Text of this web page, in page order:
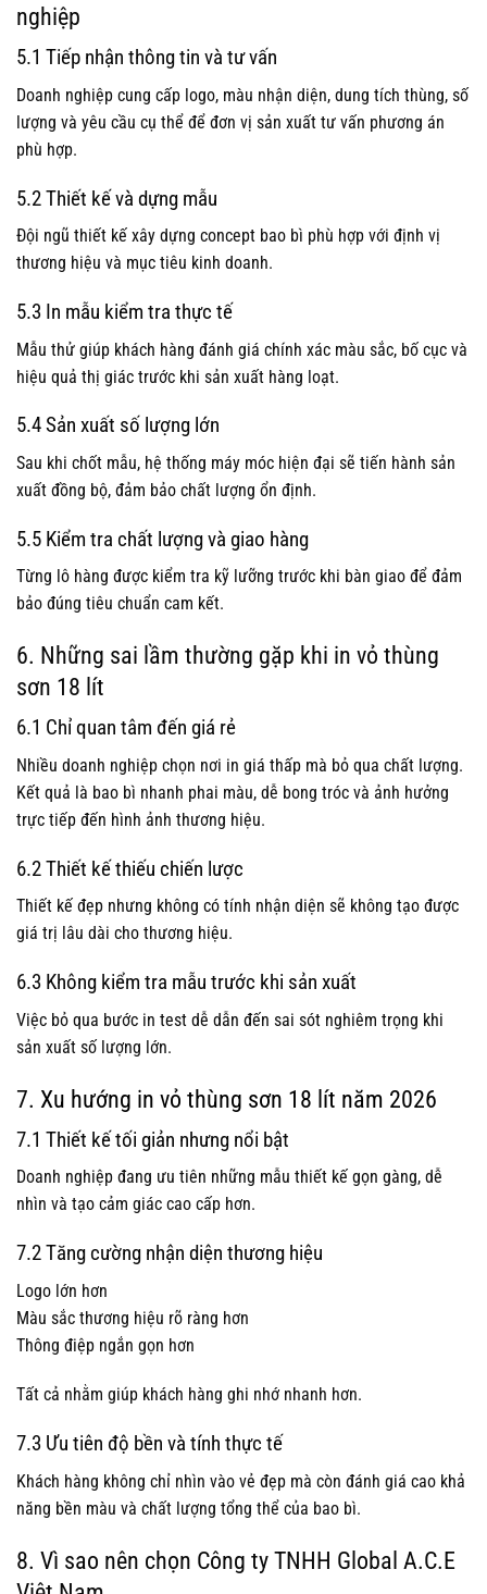
nghiệp
5.1 Tiếp nhận thông tin và tư vấn
Doanh nghiệp cung cấp logo, màu nhận diện, dung tích thùng, số
lượng và yêu cầu cụ thể để đơn vị sản xuất tư vấn phương án
phù hợp.
5.2 Thiết kế và dựng mẫu
Đội ngũ thiết kế xây dựng concept bao bì phù hợp với định vị
thương hiệu và mục tiêu kinh doanh.
5.3 In mẫu kiểm tra thực tế
Mẫu thử giúp khách hàng đánh giá chính xác màu sắc, bố cục và
hiệu quả thị giác trước khi sản xuất hàng loạt.
5.4 Sản xuất số lượng lớn
Sau khi chốt mẫu, hệ thống máy móc hiện đại sẽ tiến hành sản
xuất đồng bộ, đảm bảo chất lượng ổn định.
5.5 Kiểm tra chất lượng và giao hàng
Từng lô hàng được kiểm tra kỹ lưỡng trước khi bàn giao để đảm
bảo đúng tiêu chuẩn cam kết.
6. Những sai lầm thường gặp khi in vỏ thùng
sơn 18 lít
6.1 Chỉ quan tâm đến giá rẻ
Nhiều doanh nghiệp chọn nơi in giá thấp mà bỏ qua chất lượng.
Kết quả là bao bì nhanh phai màu, dễ bong tróc và ảnh hưởng
trực tiếp đến hình ảnh thương hiệu.
6.2 Thiết kế thiếu chiến lược
Thiết kế đẹp nhưng không có tính nhận diện sẽ không tạo được
giá trị lâu dài cho thương hiệu.
6.3 Không kiểm tra mẫu trước khi sản xuất
Việc bỏ qua bước in test dễ dẫn đến sai sót nghiêm trọng khi
sản xuất số lượng lớn.
7. Xu hướng in vỏ thùng sơn 18 lít năm 2026
7.1 Thiết kế tối giản nhưng nổi bật
Doanh nghiệp đang ưu tiên những mẫu thiết kế gọn gàng, dễ
nhìn và tạo cảm giác cao cấp hơn.
7.2 Tăng cường nhận diện thương hiệu
Logo lớn hơn
Màu sắc thương hiệu rõ ràng hơn
Thông điệp ngắn gọn hơn
Tất cả nhằm giúp khách hàng ghi nhớ nhanh hơn.
7.3 Ưu tiên độ bền và tính thực tế
Khách hàng không chỉ nhìn vào vẻ đẹp mà còn đánh giá cao khả
năng bền màu và chất lượng tổng thể của bao bì.
8. Vì sao nên chọn Công ty TNHH Global A.C.E